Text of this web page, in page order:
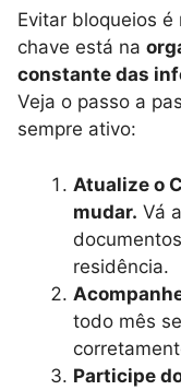
Evitar bloqueios
chave está na
constante das
Veja o passo a
sempre ativo:
Atualize o
mudar. Vá
residência.
todo mês
Participe